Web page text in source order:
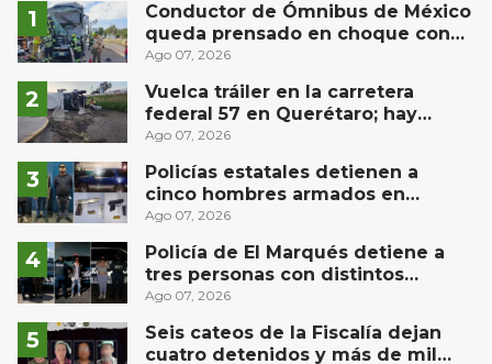
Conductor de Ómnibus de México
queda prensado en choque con
materialista en San Juan del Río
Ago 07, 2026
Vuelca tráiler en la carretera
federal 57 en Querétaro; hay
derrame de combustible
Ago 07, 2026
Policías estatales detienen a
cinco hombres armados en
Puebla capital
Ago 07, 2026
Policía de El Marqués detiene a
tres personas con distintos
narcóticos
Ago 07, 2026
Seis cateos de la Fiscalía dejan
cuatro detenidos y más de mil